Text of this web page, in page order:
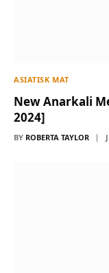
ASIATISK MAT
New Anarkali
2024]
BY ROBERTA TAYLOR